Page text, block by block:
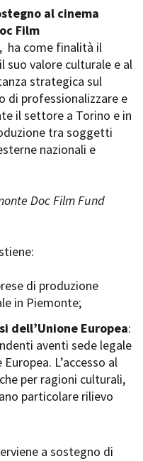
Guarda che storia!
La Grazia - Immagini e
location della Torino di Paolo
Sorrentino
Open Day
Ciak in TOur!
FESTIVAL, MARKETS,
AWARDS
International Film Festival
Festival de Cannes
Locarno Film Festival
Cinematografica Venezia
Toronto International Film
Festa del Cinema di Roma
Torino Film Festival
David di Donatello
Nastri d’Argento
Premio Solinas
Location - Accedi al tuo
al cinema
Film
ha come finalità il
suo valore culturale e al
strategica sul
di professionalizzare e
il settore a Torino e in
tra soggetti
nazionali e
Doc Film Fund
di produzione
in Piemonte;
dell’Unione Europea:
aventi sede legale
L’accesso al
per ragioni culturali,
particolare rilievo
a sostegno di